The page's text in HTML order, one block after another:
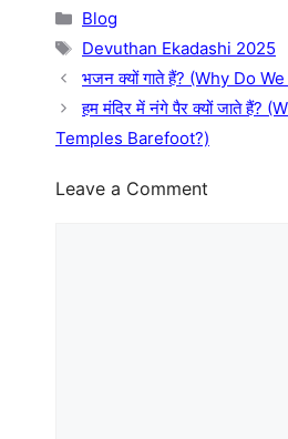
Categories
Blog
Tags
Devuthan Ekadashi 2025
भजन क्यों गाते हैं? (Why Do
हम मंदिर में नंगे पैर क्यों जाते हैं?
Temples Barefoot?)
Leave a Comment